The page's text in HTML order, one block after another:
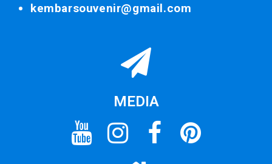
kembarsouvenir@gmail.com
MEDIA